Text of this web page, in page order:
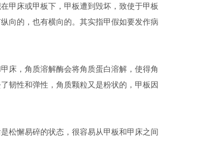
床或甲板下，甲板遭到毁坏，致使于甲板
向的，也有横向的。其实指甲假如要发作病
，角质溶解酶会将角质蛋白溶解，使得角
韧性和弹性，角质颗粒又是粉状的，甲板因
懈易碎的状态，很容易从甲板和甲床之间